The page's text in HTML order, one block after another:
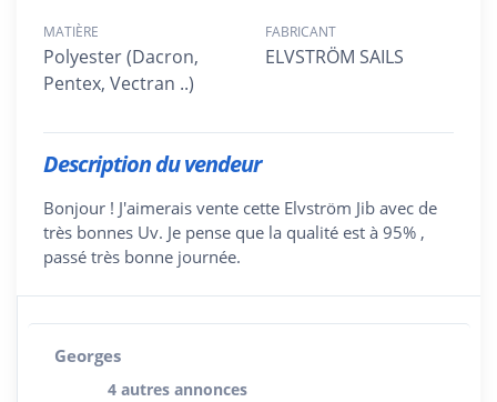
MATIÈRE
Polyester (Dacron,
Pentex, Vectran ..)
FABRICANT
ELVSTRÖM SAILS
Description du vendeur
Bonjour ! J'aimerais vente cette Elvström Jib avec de
très bonnes Uv. Je pense que la qualité est à 95% ,
passé très bonne journée.
Georges
4 autres annonces